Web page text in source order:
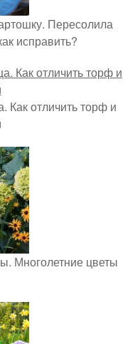
Пересолила
исправить?
Как отличить торф и
Многолетние цветы